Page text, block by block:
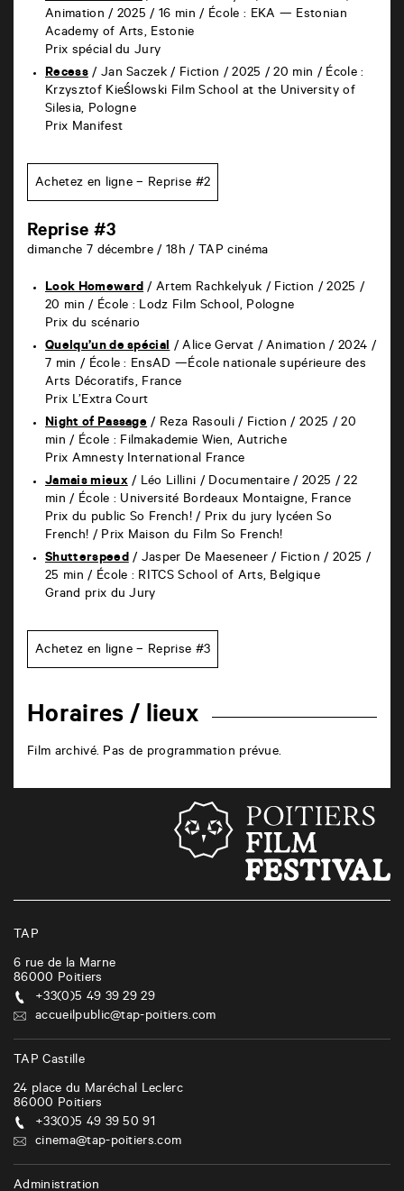
Animation / 2025 / 16 min / École : EKA — Estonian
Academy of Arts, Estonie
Prix spécial du Jury
Recess/ Jan Saczek / Fiction / 2025 / 20 min / École :
Krzysztof Kieślowski Film School at the University of
Silesia, Pologne
Prix Manifest
Achetez en ligne – Reprise #2
Reprise #3
dimanche 7 décembre / 18h / TAP cinéma
Look Homeward/ Artem Rachkelyuk / Fiction / 2025 /
20 min / École : Lodz Film School, Pologne
Prix du scénario
Quelqu’un de spécial/ Alice Gervat /Animation / 2024 /
7 min / École : EnsAD —École nationale supérieure des
Arts Décoratifs, France
Prix L’Extra Court
Night of Passage/ Reza Rasouli / Fiction / 2025 / 20
min / École : Filmakademie Wien, Autriche
Prix Amnesty International France
Jamais mieux/ Léo Lillini / Documentaire / 2025 / 22
min / École : Université Bordeaux Montaigne, France
Prix du public So French! / Prix du jury lycéen So
French! / Prix Maison du Film So French!
Shutterspeed/ Jasper De Maeseneer / Fiction / 2025 /
25 min / École : RITCS School of Arts, Belgique
Grand prix du Jury
Achetez en ligne – Reprise #3
Horaires / lieux
Film archivé. Pas de programmation prévue.
TAP
6 rue de la Marne
86000 Poitiers
+33(0)5 49 39 29 29
accueilpublic@tap-poitiers.com
TAP Castille
24 place du Maréchal Leclerc
86000 Poitiers
+33(0)5 49 39 50 91
cinema@tap-poitiers.com
Administration